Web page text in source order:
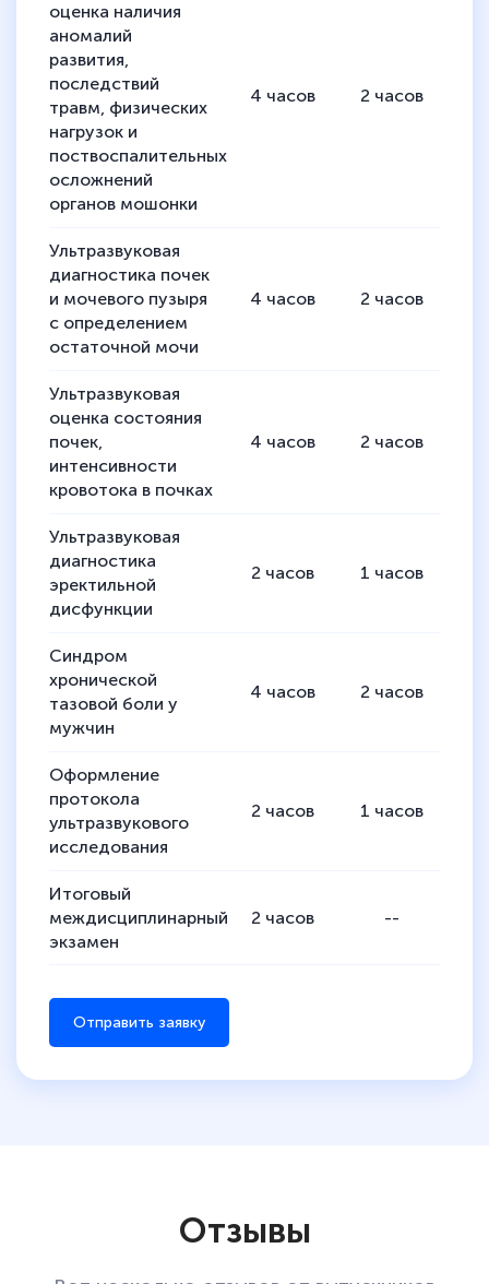
оценка наличия
аномалий
развития,
последствий
травм, физических
нагрузок и
поствоспалительных
осложнений
органов мошонки
4 часов 2 часов
Ультразвуковая
диагностика почек
и мочевого пузыря
с определением
остаточной мочи
4 часов 2 часов
Ультразвуковая
оценка состояния
почек,
интенсивности
кровотока в почках
4 часов 2 часов
Ультразвуковая
диагностика
эректильной
дисфункции
2 часов 1 часов
Синдром
хронической
тазовой боли у
мужчин
4 часов 2 часов
Оформление
протокола
ультразвукового
исследования
2 часов 1 часов
Итоговый
междисциплинарный
экзамен
2 часов --
Отправить заявку
Отзывы